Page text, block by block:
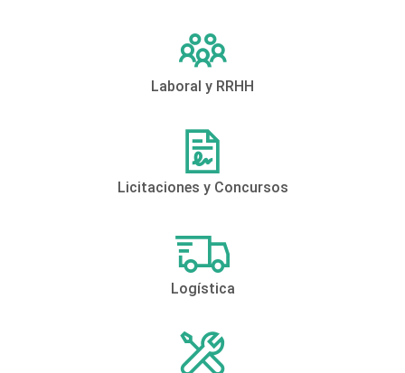
Laboral y RRHH
Licitaciones y Concursos
Logística